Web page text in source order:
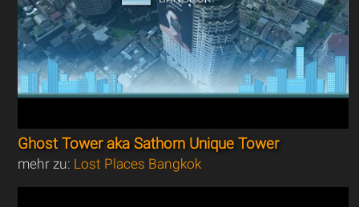
Ghost Tower aka Sathorn Unique Tower
mehr zu: Lost Places Bangkok